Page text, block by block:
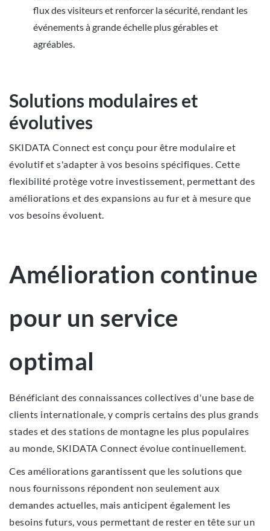
flux des visiteurs et renforcer la sécurité, rendant les
événements à grande échelle plus gérables et
agréables.
Solutions modulaires et
évolutives
SKIDATA Connect est conçu pour être modulaire et
évolutif et s'adapter à vos besoins spécifiques. Cette
flexibilité protège votre investissement, permettant des
améliorations et des expansions au fur et à mesure que
vos besoins évoluent.
Amélioration continue
pour un service
optimal
Bénéficiant des connaissances collectives d'une base de
clients internationale, y compris certains des plus grands
stades et des stations de montagne les plus populaires
au monde, SKIDATA Connect évolue continuellement.
Ces améliorations garantissent que les solutions que
nous fournissons répondent non seulement aux
demandes actuelles, mais anticipent également les
besoins futurs, vous permettant de rester en tête sur un